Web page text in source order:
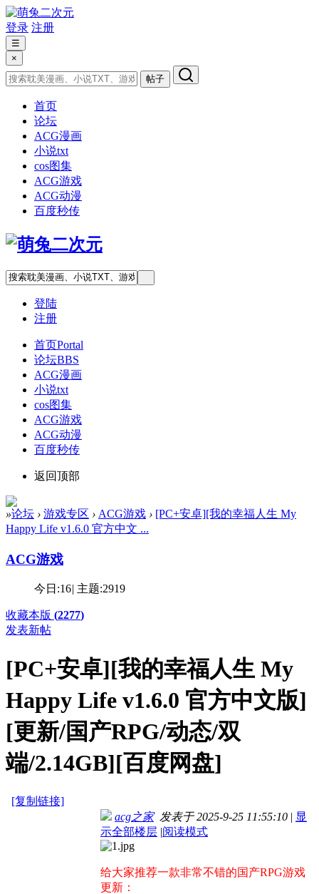
登录 注册
☰
×
帖子
首页
论坛
ACG漫画
小说txt
cos图集
ACG游戏
ACG动漫
百度秒传
登陆
注册
首页Portal
论坛BBS
ACG漫画
小说txt
cos图集
ACG游戏
ACG动漫
百度秒传
返回顶部
»论坛 › 游戏专区 › ACG游戏 › [PC+安卓][我的幸福人生 My
Happy Life v1.6.0 官方中文 ...
ACG游戏
今日:16| 主题:2919
收藏本版 (2277)
发表新帖
[PC+安卓][我的幸福人生 My
Happy Life v1.6.0 官方中文版]
[更新/国产RPG/动态/双
端/2.14GB][百度网盘]
[复制链接]
acg之家发表于 2025-9-25 11:55:10 | 显
示全部楼层 |阅读模式
给大家推荐一款非常不错的国产RPG游戏
更新：